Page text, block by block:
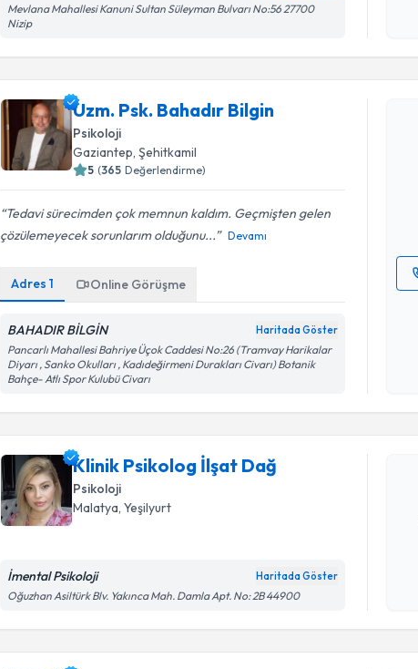
Mevlana Mahallesi Kanuni Sultan Süleyman Bulvarı No:56 27700
Nizip
Uzm. Psk. Bahadır Bilgin
Psikoloji
Gaziantep , Şehitkamil
5 (365 Değerlendirme)
Tedavi sürecimden çok memnun kaldım. Geçmişten gelen
çözülemeyecek sorunlarım olduğunu...
Devamı
Adres1 Online Görüşme
BAHADIR BİLGİN Haritada Göster
Pancarlı Mahallesi Bahriye Üçok Caddesi No:26 (Tramvay Harikalar
Diyarı , Sanko Okulları , Kadıdeğirmeni Durakları Civarı) Botanik
Bahçe- Atlı Spor Kulubü Civarı
Klinik Psikolog İlşat Dağ
Psikoloji
Malatya , Yeşilyurt
İmental Psikoloji Haritada Göster
Oğuzhan Asiltürk Blv. Yakınca Mah. Damla Apt. No: 2B 44900